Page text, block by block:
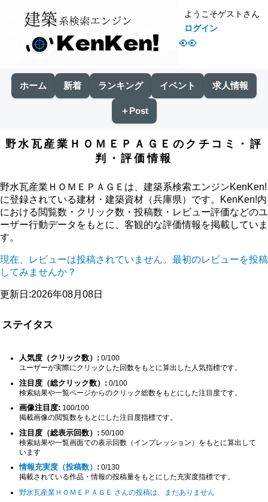
👀
ようこそゲストさん
ログイン
ホーム 新着 ランキング イベント 求人情報
＋Post
野水瓦産業ＨＯＭＥＰＡＧＥのクチコミ・評
判・評価情報
野水瓦産業ＨＯＭＥＰＡＧＥは、建築系検索エンジンKenKen!
に登録されている建材・建築資材（兵庫県）です。KenKen!内
における閲覧数・クリック数・投稿数・レビュー評価などのユ
ーザー行動データをもとに、客観的な評価情報を掲載していま
す。
現在、レビューは投稿されていません。最初のレビューを投稿
してみませんか？
更新日:2026年08月08日
ステイタス
人気度（クリック数）: 0/100
ユーザーが実際にクリックした回数をもとに算出した人気指標です。
注目度（総クリック数）: 0/100
検索結果や一覧ページからのクリック総数をもとにした注目度です。
画像注目度: 100/100
掲載画像の閲覧数をもとにした注目度指標です。
注目度（総表示回数）: 50/100
検索結果や一覧画面での表示回数（インプレッション）をもとに算出して
います
情報充実度（投稿数） : 0/130
掲載されている作品・情報の投稿量をもとにした充実度指標です。
野水瓦産業ＨＯＭＥＰＡＧＥ さんの投稿は、まだありません